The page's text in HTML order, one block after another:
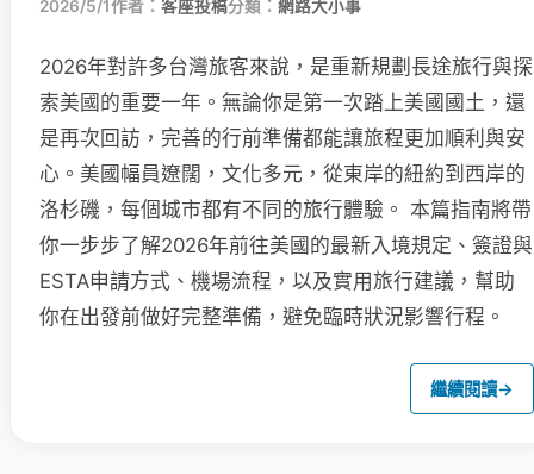
2026/5/1作者： 客座投稿分類： 網路大小事
2026年對許多台灣旅客來說，是重新規劃長途旅行與探
索美國的重要一年。無論你是第一次踏上美國國土，還
是再次回訪，完善的行前準備都能讓旅程更加順利與安
心。美國幅員遼闊，文化多元，從東岸的紐約到西岸的
洛杉磯，每個城市都有不同的旅行體驗。 本篇指南將帶
你一步步了解2026年前往美國的最新入境規定、簽證與
ESTA申請方式、機場流程，以及實用旅行建議，幫助
你在出發前做好完整準備，避免臨時狀況影響行程。
繼續閱讀→